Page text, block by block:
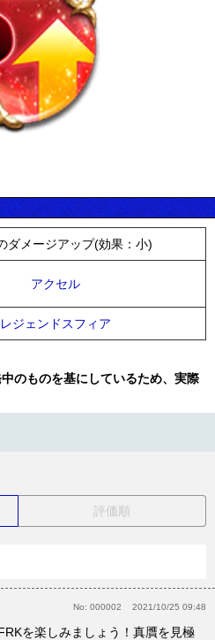
ダメージアップ(効果：小)
アクセル
レジェンドスフィア
のものを基にしているため、実際
評価順
No: 000002 2021/10/25 09:48
を楽しみましょう！真贋を見極